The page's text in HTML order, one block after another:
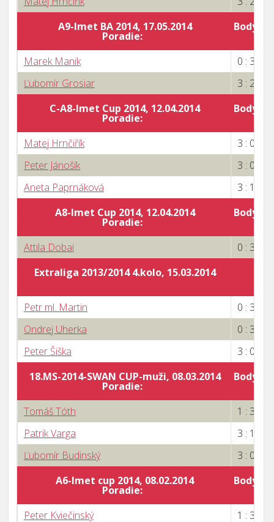
A9-Imet BA 2014, 17.05.2014
Poradie:
Body
Marek Manik
0 : 3
Ľubomír Grosiar
3 : 2
C-A8-Imet Cup 2014, 12.04.2014
Poradie:
Body
Matej Hrnčiřík
3 : 0
Peter Jánošík
3 : 0
Aneta Paprnáková
3 : 1
A8-Imet Cup 2014, 12.04.2014
Poradie:
Body
Attila Dobai
0 : 3
Extraliga 2013/2014 4.kolo, 15.03.2014
Petr ml. Martin
0 : 3
Ondrej Uherka
0 : 3
Peter Šiška
3 : 0
18.MS-2014-SWAN CUP-muži, 08.03.2014
Poradie:
Body
Tomáš Tóth
1 : 3
Patrik Varga
3 : 1
Ľubomír Budinský
3 : 0
A6-Imet cup 2014, 08.02.2014
Poradie:
Body
Peter Kviečinský
1 : 3